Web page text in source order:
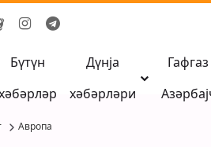
Бүтүн Дүнја
хәбәрләри
Авропа